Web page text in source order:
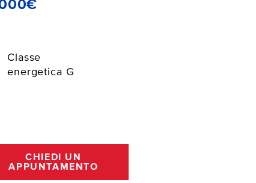
Classe
energetica G
CHIEDI UN
APPUNTAMENTO